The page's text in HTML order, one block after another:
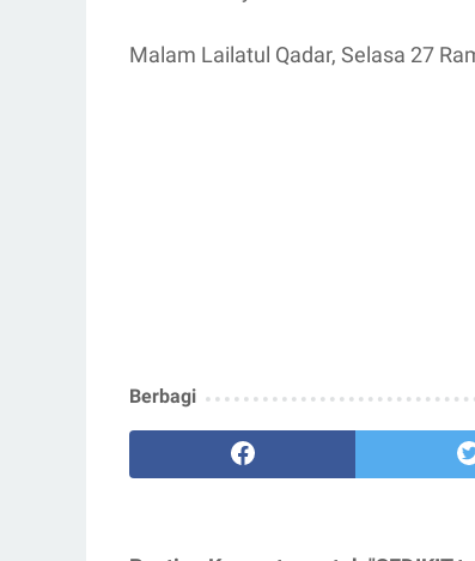
Malam Lailatul Qadar, Selasa 27
Berbagi